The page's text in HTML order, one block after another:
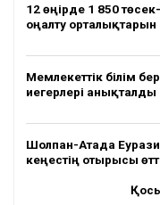
12 өңірде 1 850
оңалту орталықтарын
Мемлекеттік білім
иегерлері анықталды
Шолпан-Атада
кеңестің отырысы